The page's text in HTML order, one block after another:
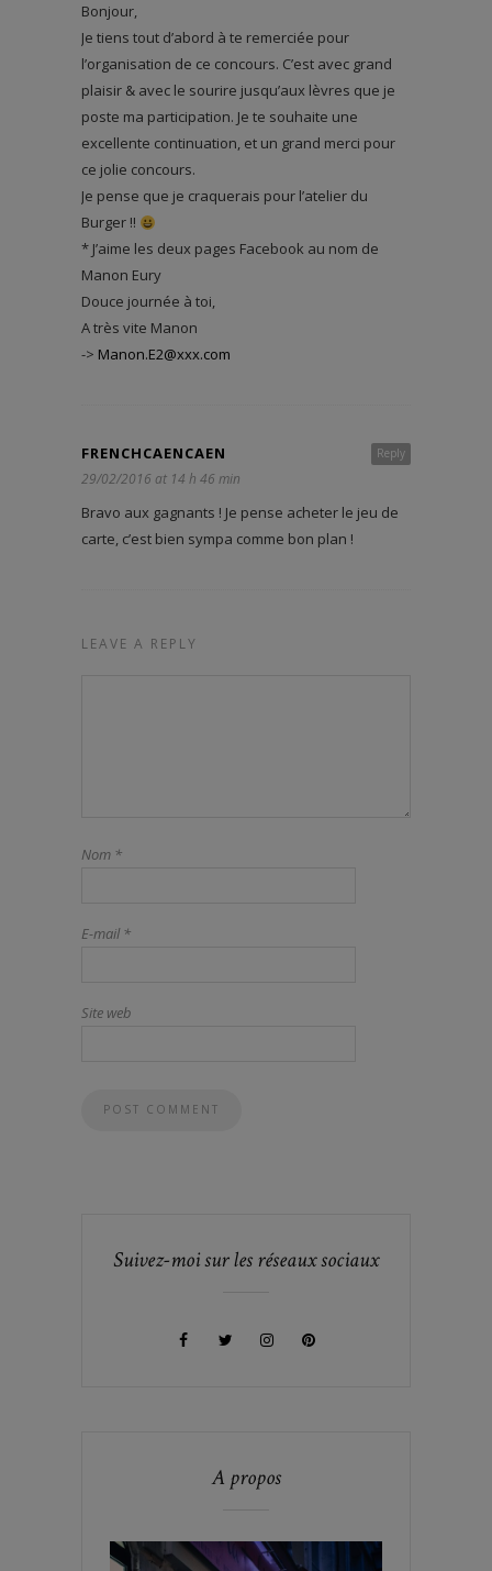
Bonjour,
Je tiens tout d’abord à te remerciée pour
l’organisation de ce concours. C’est avec grand
plaisir & avec le sourire jusqu’aux lèvres que je
poste ma participation. Je te souhaite une
excellente continuation, et un grand merci pour
ce jolie concours.
Je pense que je craquerais pour l’atelier du
Burger !!
* J’aime les deux pages Facebook au nom de
Manon Eury
Douce journée à toi,
A très vite Manon
-> Manon.E2@xxx.com
Reply
FRENCHCAENCAEN
29/02/2016 at 14 h 46 min
Bravo aux gagnants ! Je pense acheter le jeu de
carte, c’est bien sympa comme bon plan !
LEAVE A REPLY
Nom *
E-mail*
Site web
Suivez-moi sur les réseaux sociaux
A propos